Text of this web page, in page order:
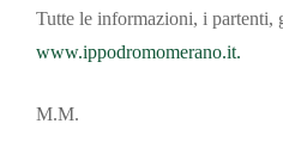
Tutte le informazioni, i partenti,
www.ippodromomerano.it.
M.M.